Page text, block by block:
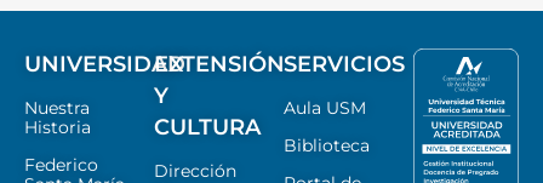
UNIVERSIDAD
Nuestra
Historia
Federico
EXTENSIÓN
Y
CULTURA
Dirección
SERVICIOS
Aula USM
Biblioteca